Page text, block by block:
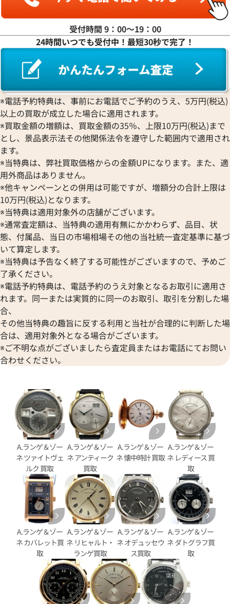
受付時間 9：00〜19：00
24時間いつでも受付中！最短30秒で完了！
※電話予約特典は、事前にお電話でご予約のうえ、5万円(税込)
以上の買取が成立した場合に適用されます。
※買取金額の増額は、買取金額の35％、上限10万円(税込)まで
とし、景品表示法その他関係法令を遵守した範囲内で適用され
ます。
※当特典は、弊社買取価格からの金額UPになります。また、適
用外商品はありません。
※他キャンペーンとの併用は可能ですが、増額分の合計上限は
10万円(税込)となります。
※当特典は適用対象外の店舗がございます。
※通常査定額は、当特典の適用有無にかかわらず、品目、状
態、付属品、当日の市場相場その他の当社統一査定基準に基づ
いて算定します。
※当特典は予告なく終了する可能性がございますので、予めご
了承ください。
※電話予約特典は、電話予約のうえ対象となるお取引に適用さ
れます。同一または実質的に同一のお取引、取引を分割した場
合、
その他当特典の趣旨に反する利用と当社が合理的に判断した場
合は、適用対象外となる場合がございます。
※ご不明な点がございましたら査定員またはお電話にてお問い
合わせください。
A.ランゲ＆ゾー
ネ ツァイトヴェ
ルク 買取
A.ランゲ＆ゾー
ネ アンティーク
買取
A.ランゲ＆ゾー
ネ 懐中時計 買取
A.ランゲ＆ゾー
ネ レディース 買
取
A.ランゲ＆ゾー
ネ カバレット買
取
A.ランゲ＆ゾー
ネ リヒャルト・
ランゲ買取
A.ランゲ＆ゾー
ネ オデュッセウ
ス買取
A.ランゲ＆ゾー
ネ ダトグラフ買
取